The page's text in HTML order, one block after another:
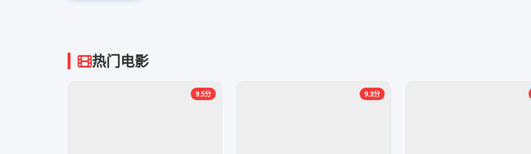
热门电影
9.5分 9.3分